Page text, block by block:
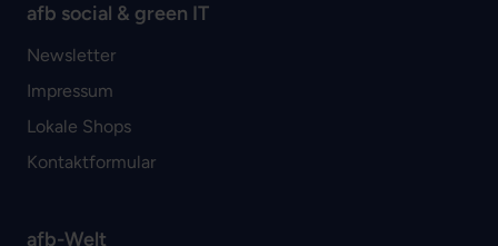
afb social & green IT
Newsletter
Impressum
Lokale Shops
Kontaktformular
afb-Welt